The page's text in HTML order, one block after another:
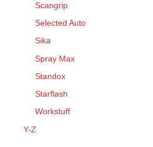
Scangrip
Selected Auto
Sika
Spray Max
Standox
Starflash
Workstuff
Y-Z